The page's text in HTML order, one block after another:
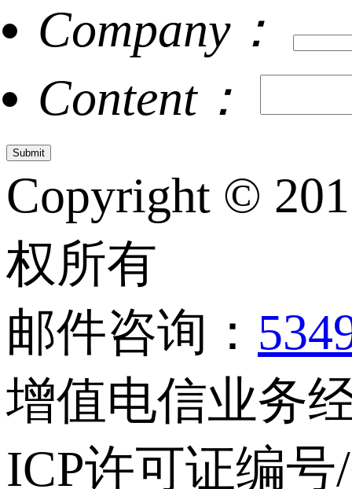
Company：
Content：
Copyright ©
权所有
邮件咨询：
增值电信业务
ICP许可证编号